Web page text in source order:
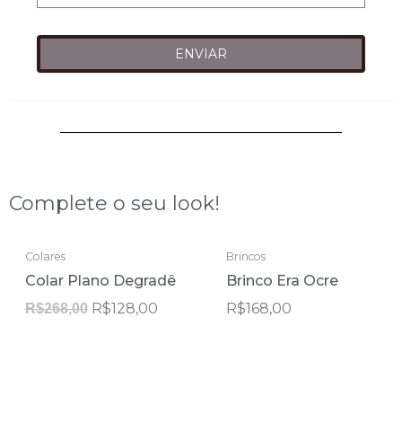
Complete o seu look!
ESGOTADO
Colares
Colar Plano Degradê
R$268,00
original
era:
R$268,00.
R$128,00
atual
é:
Brincos
Brinco Era Ocre
R$168,00